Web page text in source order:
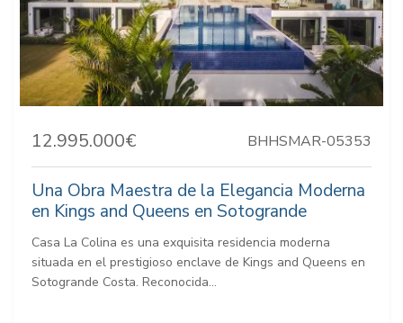
12.995.000€ BHHSMAR-05353
Una Obra Maestra de la Elegancia Moderna
en Kings and Queens en Sotogrande
Casa La Colina es una exquisita residencia moderna
situada en el prestigioso enclave de Kings and Queens en
Sotogrande Costa. Reconocida...